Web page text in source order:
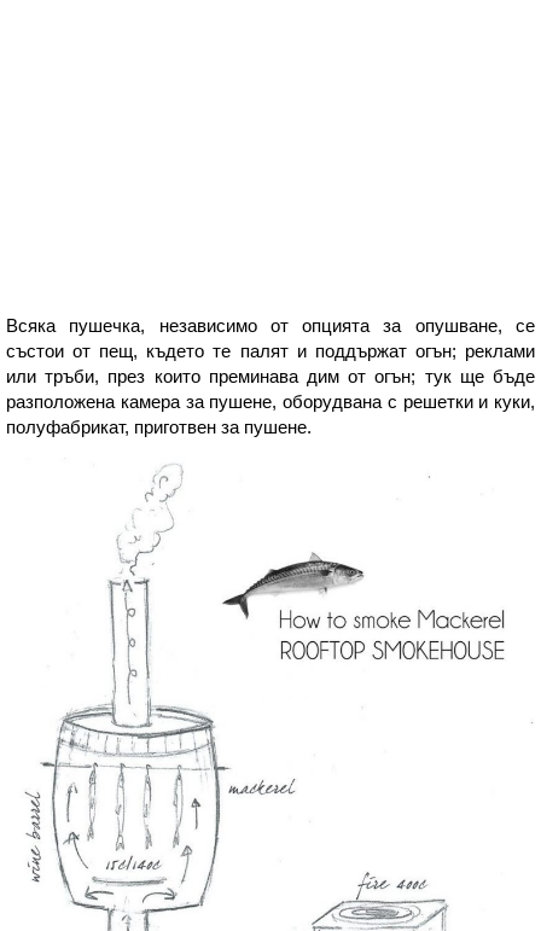
Всяка пушечка, независимо от опцията за опушване, се
състои от пещ, където те палят и поддържат огън; реклами
или тръби, през които преминава дим от огън; тук ще бъде
разположена камера за пушене, оборудвана с решетки и куки,
полуфабрикат, приготвен за пушене.